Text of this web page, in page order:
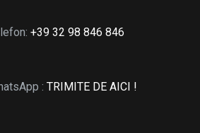
+39 32 98 846 846
: TRIMITE DE AICI !